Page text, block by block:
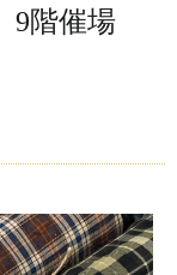
9階催場